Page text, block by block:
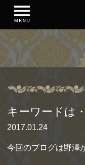
キーワードは
2017.01.24
今回のブログは野澤